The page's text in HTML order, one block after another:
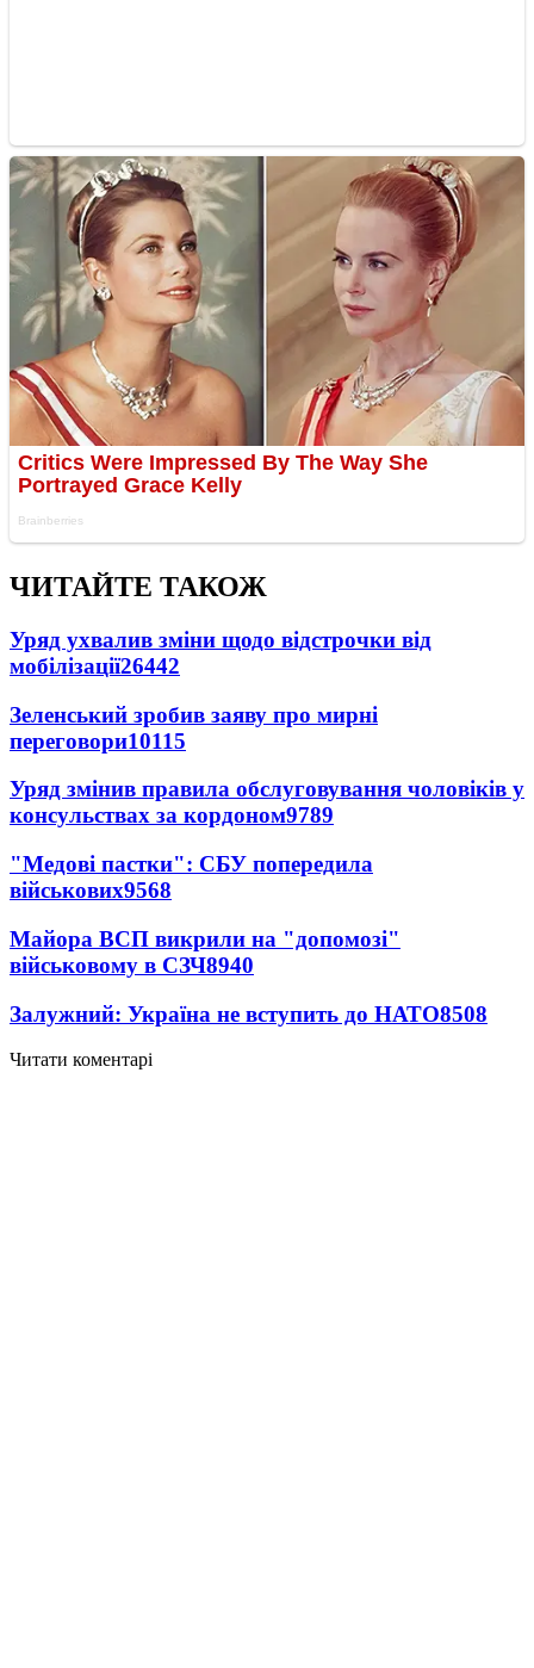
ЧИТАЙТЕ ТАКОЖ
Уряд ухвалив зміни щодо відстрочки від
мобілізації26442
Зеленський зробив заяву про мирні
переговори10115
Уряд змінив правила обслуговування чоловіків у
консульствах за кордоном9789
"Медові пастки": СБУ попередила
військових9568
Майора ВСП викрили на "допомозі"
військовому в СЗЧ8940
Залужний: Україна не вступить до НАТО8508
Читати коментарі